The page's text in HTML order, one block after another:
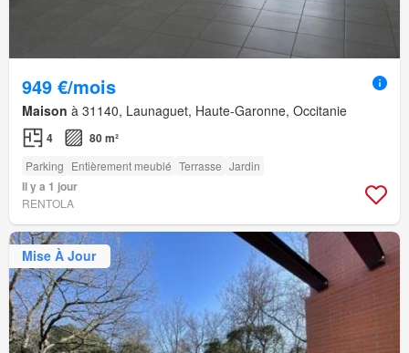
949 €/mois
Maison à 31140, Launaguet, Haute-Garonne, Occitanie
4 80 m²
Parking Entièrement meublé Terrasse Jardin
Il y a 1 jour
RENTOLA
Mise À Jour